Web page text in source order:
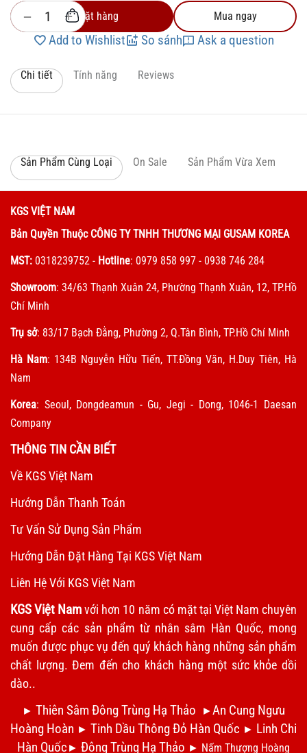
+
− Đặt hàng Mua ngay
Add to Wishlist So sánh Ask a question
Chi tiết Tính năng Reviews
Sản Phẩm Cùng Loại On Sale Sản Phẩm Vừa Xem
KGS VIỆT NAM
Bản Quyền Thuộc CÔNG TY TNHH THƯƠNG MẠI GUSAM KOREA
MST: 0318239752 - Hotline: 0979 858 997 - 0938 746 284
Showroom: 34/63 Thạnh Xuân 24, Phường Thạnh Xuân, 12, TP.Hồ
Chí Minh
Trụ sở: 83/17 Bạch Đằng, Phường 2, Q.Tân Bình, TP.Hồ Chí Minh
Hà Nam: 134B Nguyễn Hữu Tiến, TT.Đồng Văn, H.Duy Tiên, Hà
Nam
Korea: Seoul, Dongdeamun - Gu, Jegi - Dong, 1046-1 Daesan
Company
THÔNG TIN CẦN BIẾT
Về KGS Việt Nam
Hướng Dẫn Thanh Toán
Tư Vấn Sử Dụng Sản Phẩm
Hướng Dẫn Đặt Hàng Tại KGS Việt Nam
Liên Hệ Với KGS Việt Nam
KGS Việt Namvới hơn 10 năm có mặt tại Việt Nam chuyên
cung cấp các sản phẩm từ nhân sâm Hàn Quốc, mong
muốn được phục vụ đến quý khách hàng những sản phẩm
chất lượng. Đem đến cho khách hàng một sức khỏe dồi
dào..
► Thiên Sâm Đông Trùng Hạ Thảo ►An Cung Ngưu
Hoàng Hoàn ► Tinh Dầu Thông Đỏ Hàn Quốc ► Linh Chi
Hàn Quốc ► Đông Trùng Hạ Thảo ► Nấm Thượng Hoàng